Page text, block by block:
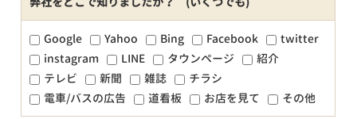
Google Yahoo Bing Facebook
twitter
instagram
LINE タウンページ
紹介
テレビ
新聞 雑誌
チラシ
電車/バスの広告
道看板 お店を見て その他